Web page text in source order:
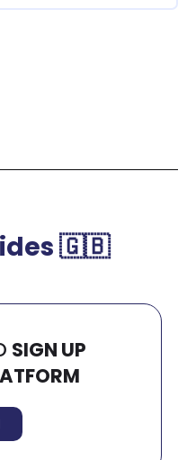
🇬🇧
SIGN UP